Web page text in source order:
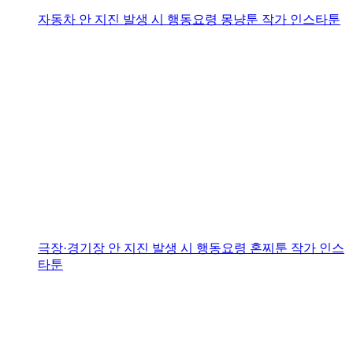
자동차 안 지진 발생 시 행동요령 몽냥툰 작가 인스타툰
극장·경기장 안 지진 발생 시 행동요령 혼찌툰 작가 인스
타툰